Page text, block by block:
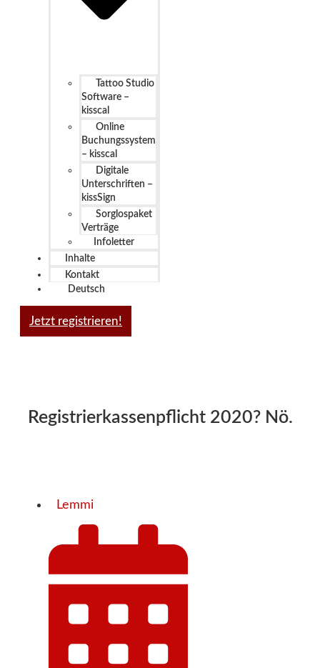
Tattoo Studio
Software –
kisscal
Online
Buchungssystem
– kisscal
Digitale
Unterschriften –
kissSign
Sorglospaket
Verträge
Infoletter
Inhalte
Kontakt
Deutsch
Jetzt registrieren!
Registrierkassenpflicht 2020? Nö.
Lemmi